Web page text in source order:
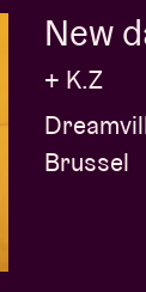
point
en worden
indien
zich
de show
New
+ K.Z
Brussel